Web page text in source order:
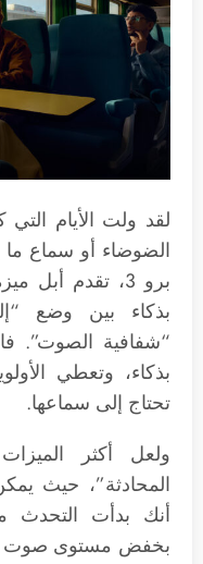
لقد ولت الأيام
برو 3، تقدم
بذكاء بين وضع
“شفافية الصوت”.
بذكاء، وتعطي
تحتاج إلى سماعها.
ولعل أكثر
المحادثة”، حيث
أنك بدأت
بخفض مستوى صوت